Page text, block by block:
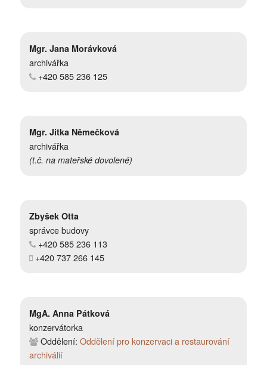
Mgr. Jana Morávková
archivářka
+420 585 236 125
Mgr. Jitka Němečková
archivářka
(t.č. na mateřské dovolené)
Zbyšek Otta
správce budovy
+420 585 236 113
+420 737 266 145
MgA. Anna Pátková
konzervátorka
Oddělení: Oddělení pro konzervaci a restaurování
archiválií